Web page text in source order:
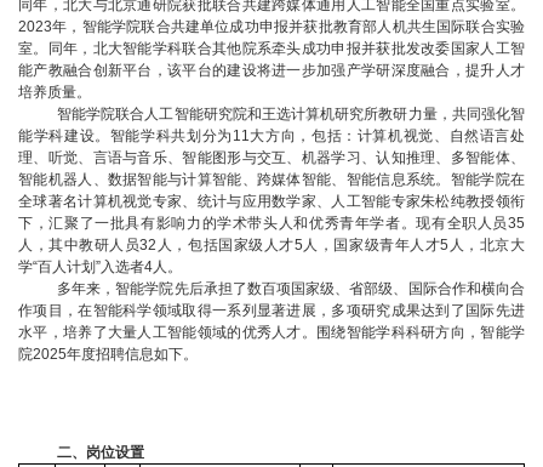
同年，北大与北京通研院获批联合共建跨媒体通用人工智能全国重点实验室。
2023年，智能学院联合共建单位成功申报并获批教育部人机共生国际联合实验
室。同年，北大智能学科联合其他院系牵头成功申报并获批发改委国家人工智
能产教融合创新平台，该平台的建设将进一步加强产学研深度融合，提升人才
培养质量。
智能学院联合人工智能研究院和王选计算机研究所教研力量，共同强化智
能学科建设。智能学科共划分为11大方向，包括：计算机视觉、自然语言处
理、听觉、言语与音乐、智能图形与交互、机器学习、认知推理、多智能体、
智能机器人、数据智能与计算智能、跨媒体智能、智能信息系统。智能学院在
全球著名计算机视觉专家、统计与应用数学家、人工智能专家朱松纯教授领衔
下，汇聚了一批具有影响力的学术带头人和优秀青年学者。现有全职人员35
人，其中教研人员32人，包括国家级人才5人，国家级青年人才5人，北京大
学“百人计划”入选者4人。
多年来，智能学院先后承担了数百项国家级、省部级、国际合作和横向合
作项目，在智能科学领域取得一系列显著进展，多项研究成果达到了国际先进
水平，培养了大量人工智能领域的优秀人才。围绕智能学科科研方向，智能学
院2025年度招聘信息如下。
二、岗位设置